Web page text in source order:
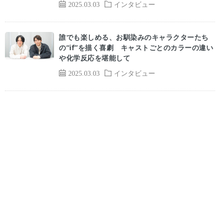
2025.03.03 インタビュー
2025.03.03 インタビュー
誰でも楽しめる、お馴染みのキャラクターたち
の“if”を描く喜劇 キャストごとのカラーの違い
や化学反応を堪能して